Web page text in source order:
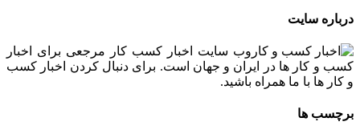
درباره سایت
وب سایت اخبار کسب کار مرجعی برای اخبار
کسب و کار ها در ایران و جهان است. برای دنبال کردن اخبار کسب
و کار ها با ما همراه باشید.
برچسب ها